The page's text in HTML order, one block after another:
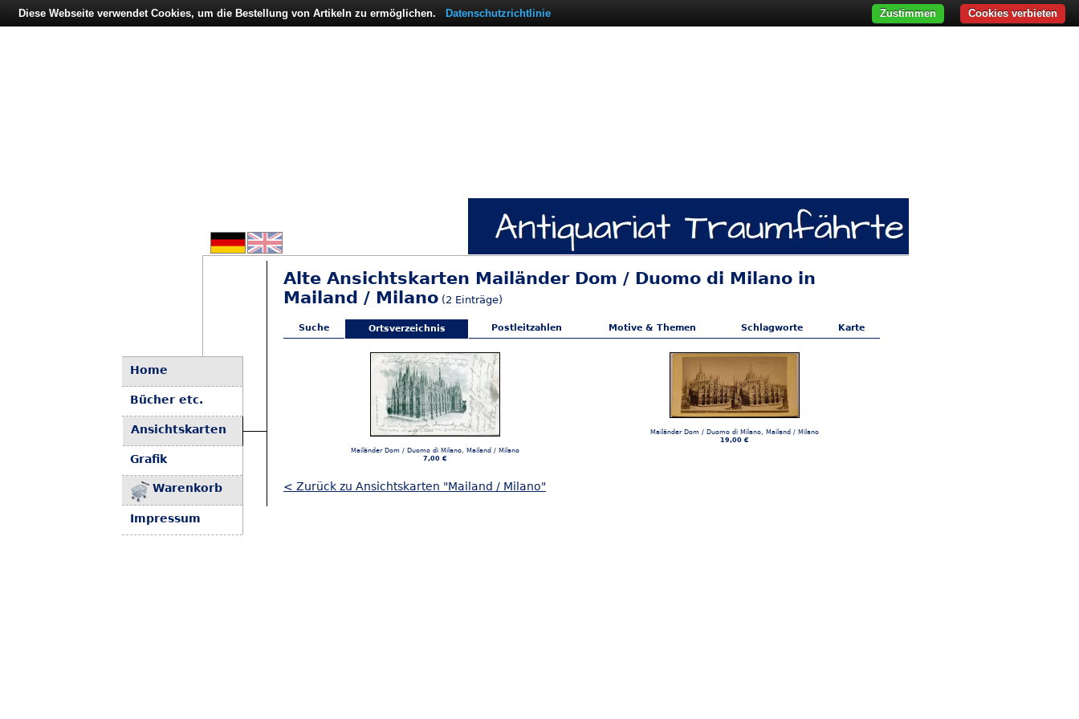
Home
Bücher etc.
Ansichtskarten
Grafik
Warenkorb
Impressum
Alte Ansichtskarten Mailänder Dom / Duomo di Milano in
Mailand / Milano (2 Einträge)
Suche Ortsverzeichnis Postleitzahlen Motive & Themen Schlagworte Karte
Mailänder Dom / Duomo di Milano, Mailand / Milano
7,00 €
Mailänder Dom / Duomo di Milano, Mailand / Milano
19,00 €
< Zurück zu Ansichtskarten "Mailand / Milano"
Diese Webseite verwendet Cookies, um die Bestellung von Artikeln zu ermöglichen. Datenschutzrichtlinie Cookies verbieten
Zustimmen